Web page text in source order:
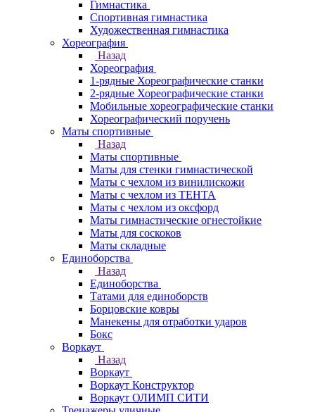
Гимнастика
Спортивная гимнастика
Художественная гимнастика
Хореография
Назад
Хореография
1-рядные Хореографические станки
2-рядные Хореографические станки
Мобильные хореографические станки
Хореографический поручень
Маты спортивные
Назад
Маты спортивные
Маты для стенки гимнастической
Маты с чехлом из винилискожи
Маты с чехлом из ТЕНТА
Маты с чехлом из оксфорд
Маты гимнастические огнестойкие
Маты для соскоков
Маты складные
Единоборства
Назад
Единоборства
Татами для единоборств
Борцовские ковры
Манекены для отработки ударов
Бокс
Воркаут
Назад
Воркаут
Воркаут Конструктор
Воркаут ОЛИМП СИТИ